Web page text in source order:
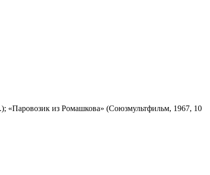
из Ромашкова» (Союзмультфильм, 1967, 10